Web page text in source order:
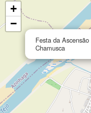
Festa da
Chamusca
+
−